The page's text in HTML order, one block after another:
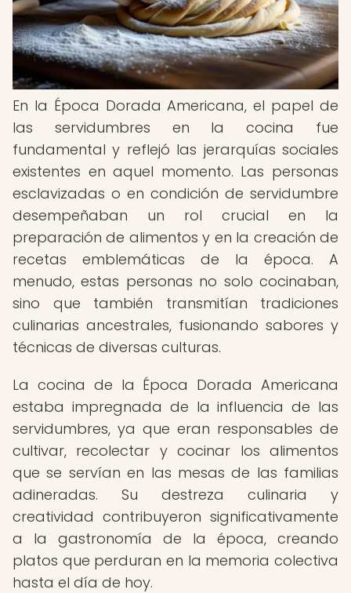
En la Época Dorada Americana, el papel de
las servidumbres en la cocina fue
fundamental y reflejó las jerarquías sociales
existentes en aquel momento. Las personas
esclavizadas o en condición de servidumbre
desempeñaban un rol crucial en la
preparación de alimentos y en la creación de
recetas emblemáticas de la época. A
menudo, estas personas no solo cocinaban,
sino que también transmitían tradiciones
culinarias ancestrales, fusionando sabores y
técnicas de diversas culturas.
La cocina de la Época Dorada Americana
estaba impregnada de la influencia de las
servidumbres, ya que eran responsables de
cultivar, recolectar y cocinar los alimentos
que se servían en las mesas de las familias
adineradas. Su destreza culinaria y
creatividad contribuyeron significativamente
a la gastronomía de la época, creando
platos que perduran en la memoria colectiva
hasta el día de hoy.